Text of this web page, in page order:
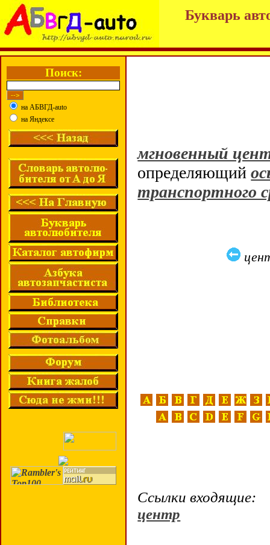
Букварь
Поиск:
на АБВГД-auto
на Яндексе
мгновенный
определяющий
транспортного
Ссылки входящие:
центр